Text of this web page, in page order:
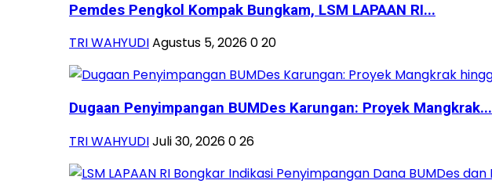
Pemdes Pengkol Kompak Bungkam, LSM LAPAAN RI...
TRI WAHYUDIAgustus 5, 2026020
Dugaan Penyimpangan BUMDes Karungan: Proyek Mangkrak...
TRI WAHYUDIJuli 30, 2026026